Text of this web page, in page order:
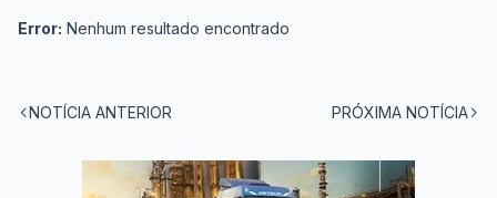
Error: Nenhum resultado encontrado
NOTÍCIA ANTERIOR PRÓXIMA NOTÍCIA